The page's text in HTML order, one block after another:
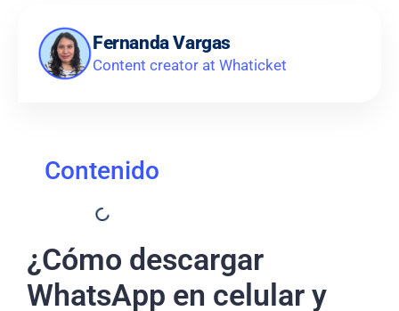
Fernanda Vargas
Content creator at Whaticket
Contenido
¿Cómo descargar
WhatsApp en celular y